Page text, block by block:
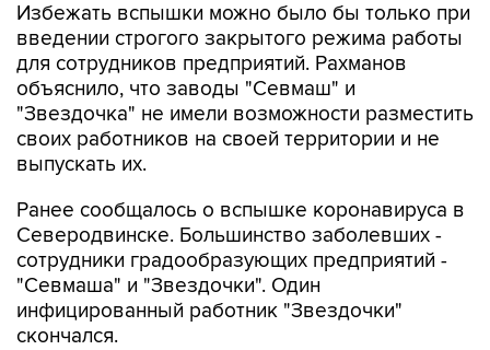
Избежать вспышки можно было бы только при
введении строгого закрытого режима работы
для сотрудников предприятий. Рахманов
объяснило, что заводы "Севмаш" и
"Звездочка" не имели возможности разместить
своих работников на своей территории и не
выпускать их.
Ранее сообщалось о вспышке коронавируса в
Северодвинске. Большинство заболевших -
сотрудники градообразующих предприятий -
"Севмаша" и "Звездочки". Один
инфицированный работник "Звездочки"
скончался.